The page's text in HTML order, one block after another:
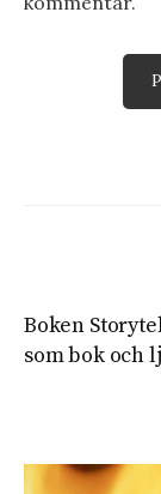
Boken
som bok och